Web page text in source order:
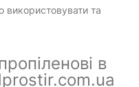
використовувати та
в